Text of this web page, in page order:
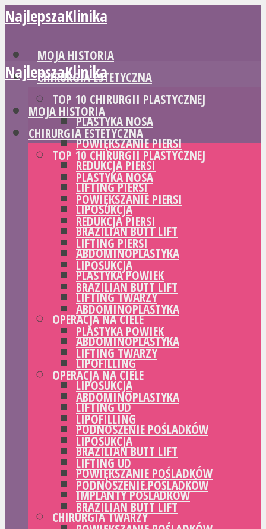
NajlepszaKlinika
MOJA HISTORIA
CHIRURGIA ESTETYCZNA
TOP 10 CHIRURGII PLASTYCZNEJ
PLASTYKA NOSA
POWIĘKSZANIE PIERSI
REDUKCJA PIERSI
LIFTING PIERSI
LIPOSUKCJA
BRAZILIAN BUTT LIFT
ABDOMINOPLASTYKA
PLASTYKA POWIEK
LIFTING TWARZY
OPERACJA NA CIELE
ABDOMINOPLASTYKA
LIPOFILLING
LIPOSUKCJA
LIFTING UD
PODNOSZENIE POŚLADKÓW
BRAZILIAN BUTT LIFT
POWIĘKSZANIE POŚLADKÓW
IMPLANTY POŚLADKÓW
CHIRURGIA TWARZY
NajlepszaKlinika
MOJA HISTORIA
CHIRURGIA ESTETYCZNA
TOP 10 CHIRURGII PLASTYCZNEJ
PLASTYKA NOSA
POWIĘKSZANIE PIERSI
REDUKCJA PIERSI
LIFTING PIERSI
LIPOSUKCJA
BRAZILIAN BUTT LIFT
ABDOMINOPLASTYKA
PLASTYKA POWIEK
LIFTING TWARZY
OPERACJA NA CIELE
ABDOMINOPLASTYKA
LIPOFILLING
LIPOSUKCJA
LIFTING UD
PODNOSZENIE POŚLADKÓW
BRAZILIAN BUTT LIFT